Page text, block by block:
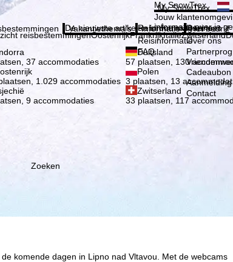
My SnowTrex
My SnowTrex
Jouw
informatie over je
reisbestemmingenOostenrijkFrankrijkItaliëZwitserland
37 accommodaties
Duitsland
57 plaatsen, 130
1.029 accommodaties
Polen
3 plaatsen, 13
9 accommodaties
Zwitserland
33 plaatsen, 117
Vakantiethema's
De nieuwste artikelen in ons magazine
Informatie
Reisinformatie
Reisinformatie
FAQ
Het bedrijf
Over ons
Over ons
Cadeaubon
Contact
Zoeken
komende dagen in Lipno nad Vltavou. Met de webcams